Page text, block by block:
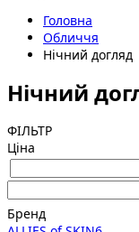
Головна
Обличчя
Нічний догляд
Нічний
ФІЛЬТР
Ціна
Бренд